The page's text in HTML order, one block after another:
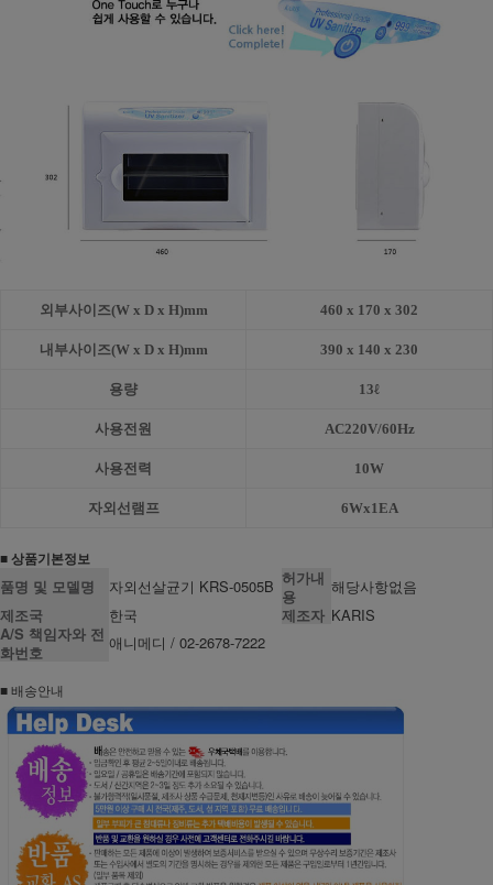
외부사이즈(W x D x H)mm 460 x 170 x 302
내부사이즈(W x D x H)mm 390 x 140 x 230
용량 13ℓ
사용전원 AC220V/60Hz
사용전력 10W
자외선램프 6Wx1EA
■ 상품기본정보
품명 및 모델명 자외선살균기 KRS-0505B 허가내
용
해당사항없음
제조국
한국 제조자 KARIS
A/S 책임자와 전
화번호
애니메디 / 02-2678-7222
■ 배송안내